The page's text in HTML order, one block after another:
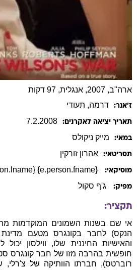
ארה"ב, 2007, אנגלית, 97 דקות
ז׳אנר: דרמה, תעודי
תאריך יציאה לאקרנים: 7.2.2008
במאי: מייק ניקולס
תסריטאי: אהרון זורקין
מוסיקאי: {e.person.fname} {e.person.lname}
מפיק: ג'ף סקול
תקציר:
אי שם בשנות השמונים המוקדמות
הנקס) לחבר בקונגרס מטעם מדינת
והאישיות החיננית שלו, ווילסון
חופשית בהרבה מזו של חבר קונגרס
רוברטס), חברתו הוותיקה של צ'רלי,